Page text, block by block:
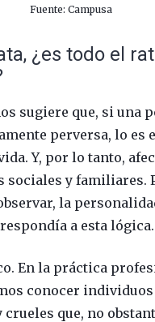
Fuente: Campusa
¿es todo el
sugiere que, si una
perversa, lo es
Y, por lo tanto,
sociales y familiares.
la
a esta lógica.
En la práctica
conocer individuos
crueles que, no